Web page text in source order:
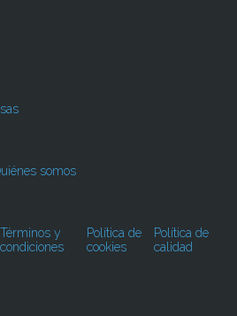
somos
Términos y
condiciones
Política de
cookies
Política de
calidad